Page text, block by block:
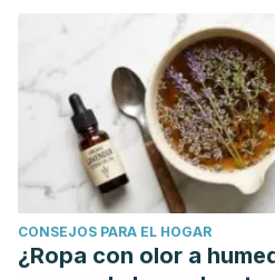
CONSEJOS PARA EL HOGAR
¿Ropa con olor a